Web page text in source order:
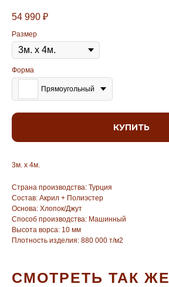
54 990 ₽
Размер
Форма
Прямоугольный
КУПИТЬ
3м. х 4м.
Страна производства: Турция
Состав: Акрил + Полиэстер
Основа: Хлопок/Джут
Способ производства: Машинный
Высота ворса: 10 мм
Плотность изделия: 880 000 т/м2
СМОТРЕТЬ ТАК ЖЕ